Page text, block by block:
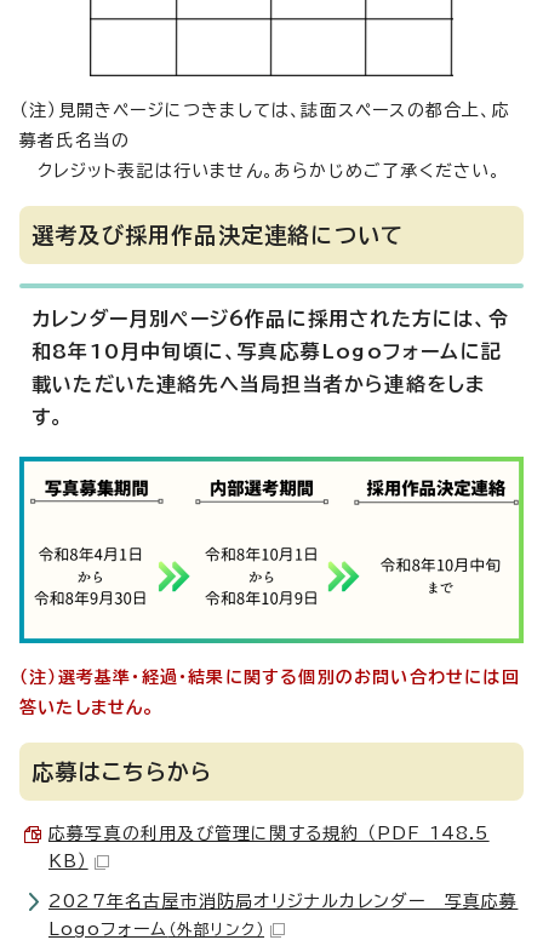
（注）見開きページにつきましては、誌面スペースの都合上、応
募者氏名当の
クレジット表記は行いません。あらかじめご了承ください。
選考及び採用作品決定連絡について
カレンダー月別ページ6作品に採用された方には、令
和8年10月中旬頃に、写真応募Logoフォームに記
載いただいた連絡先へ当局担当者から連絡をしま
す。
（注）選考基準・経過・結果に関する個別のお問い合わせには回
答いたしません。
応募はこちらから
応募写真の利用及び管理に関する規約 （PDF 148.5
KB）
2027年名古屋市消防局オリジナルカレンダー 写真応募
Logoフォーム （外部リンク）